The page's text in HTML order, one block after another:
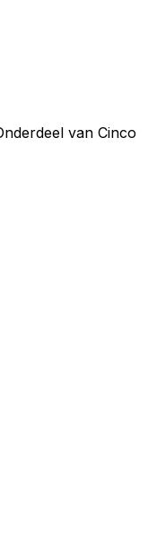
van Cinco